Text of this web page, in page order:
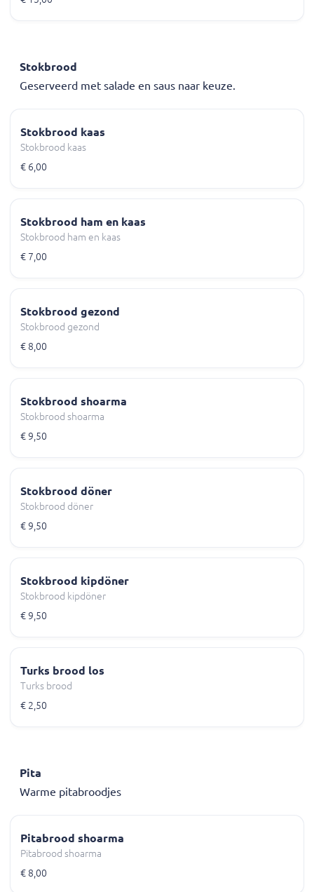
Stokbrood
Geserveerd met salade en saus naar keuze.
Stokbrood kaas
Stokbrood kaas
€ 6,00
Stokbrood ham en kaas
Stokbrood ham en kaas
€ 7,00
Stokbrood gezond
Stokbrood gezond
€ 8,00
Stokbrood shoarma
Stokbrood shoarma
€ 9,50
Stokbrood döner
Stokbrood döner
€ 9,50
Stokbrood kipdöner
Stokbrood kipdöner
€ 9,50
Turks brood los
Turks brood
€ 2,50
Pita
Warme pitabroodjes
Pitabrood shoarma
Pitabrood shoarma
€ 8,00